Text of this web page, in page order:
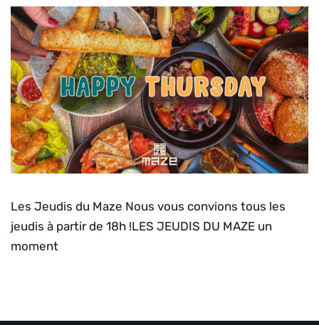
Les Jeudis du Maze Nous vous convions tous les
jeudis à partir de 18h !LES JEUDIS DU MAZE un
moment